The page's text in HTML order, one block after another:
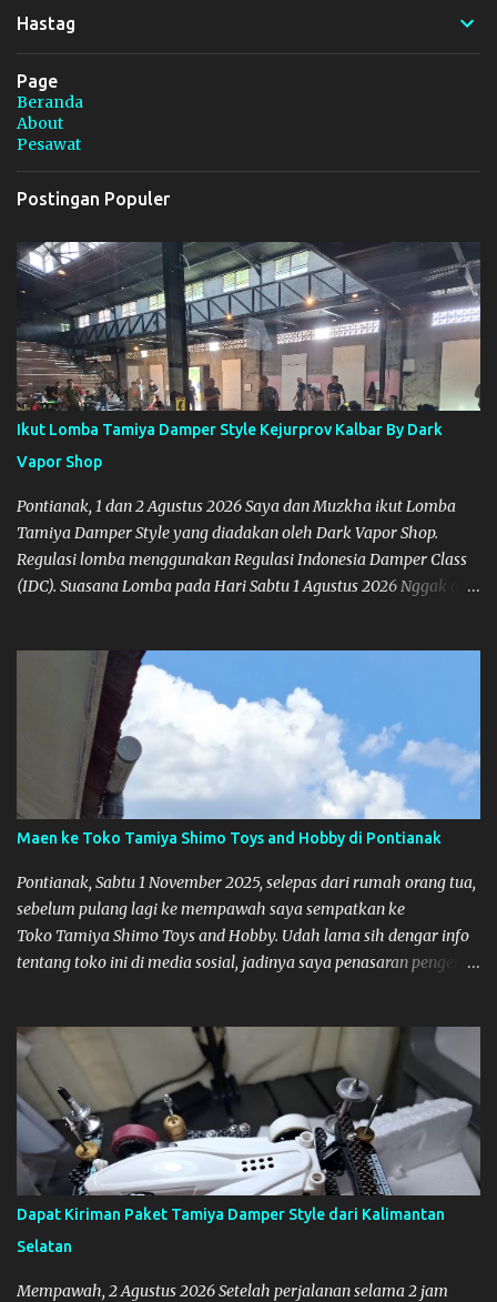
Hastag
Page
Beranda
About
Pesawat
Postingan Populer
Ikut Lomba Tamiya Damper Style Kejurprov Kalbar By Dark
Vapor Shop
Pontianak, 1 dan 2 Agustus 2026 Saya dan Muzkha ikut Lomba
Tamiya Damper Style yang diadakan oleh Dark Vapor Shop.
Regulasi lomba menggunakan Regulasi Indonesia Damper Class
(IDC). Suasana Lomba pada Hari Sabtu 1 Agustus 2026 Nggak ada
belum banyak persiapan menyiapkan mobil dan alat-alat. Selain
itu juga ada janji mau main ke Agus Tamiya dulu sebenarnya, tapi
karena mepet waktu, jadi lebih banyak main disini. Oiya, untuk
lomba ini lokasinya adalah di Port 99 Kota Pontianak. Pamflet
Lomba Tamiya Oiya sebagai Informasi, Saya dan Muzkha baru
pertama kali main disini. ya hitungannya saya sebagai new
comer lah :) Coach Dilla lagi setting Mobilnya
Maen ke Toko Tamiya Shimo Toys and Hobby di Pontianak
Pontianak, Sabtu 1 November 2025, selepas dari rumah orang tua,
sebelum pulang lagi ke mempawah saya sempatkan ke
Toko Tamiya Shimo Toys and Hobby. Udah lama sih dengar info
tentang toko ini di media sosial, jadinya saya penasaran pengen
bukanya di jam 1. Saya pulang dulu ke rumah ortu di Sepakat,
untuk istirahat. So malamnya sebelum pulang ke Mempawah
saya sempatkan lagi kesini. Saya belanja beberapa part disini.
Untuk Lokasi Tempat:
Dapat Kiriman Paket Tamiya Damper Style dari Kalimantan
Selatan
Mempawah, 2 Agustus 2026 Setelah perjalanan selama 2 jam